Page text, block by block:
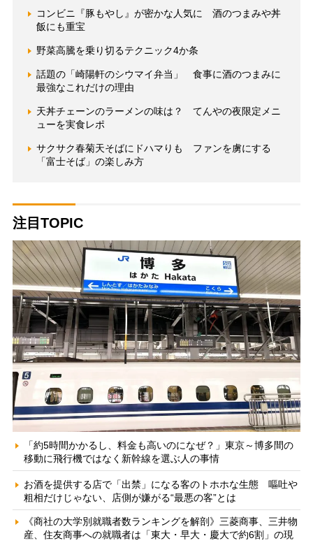
コンビニ『豚もやし』が密かな人気に 酒のつまみや丼
飯にも重宝
野菜高騰を乗り切るテクニック4か条
話題の「崎陽軒のシウマイ弁当」 食事に酒のつまみに
最強なこれだけの理由
天丼チェーンのラーメンの味は？ てんやの夜限定メニ
ューを実食レポ
サクサク春菊天そばにドハマりも ファンを虜にする
「富士そば」の楽しみ方
注目TOPIC
「約5時間かかるし、料金も高いのになぜ？」東京～博多間の
移動に飛行機ではなく新幹線を選ぶ人の事情
お酒を提供する店で「出禁」になる客のトホホな生態 嘔吐や
粗相だけじゃない、店側が嫌がる“最悪の客”とは
《商社の大学別就職者数ランキングを解剖》三菱商事、三井物
産、住友商事への就職者は「東大・早大・慶大で約6割」の現